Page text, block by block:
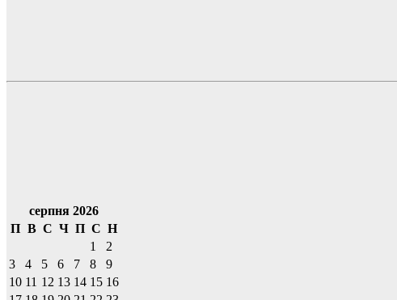
серпня 2026
П В С Ч П С Н
1
2
3
4 5 6 7 8
9
10 11 12 13 14 15 16